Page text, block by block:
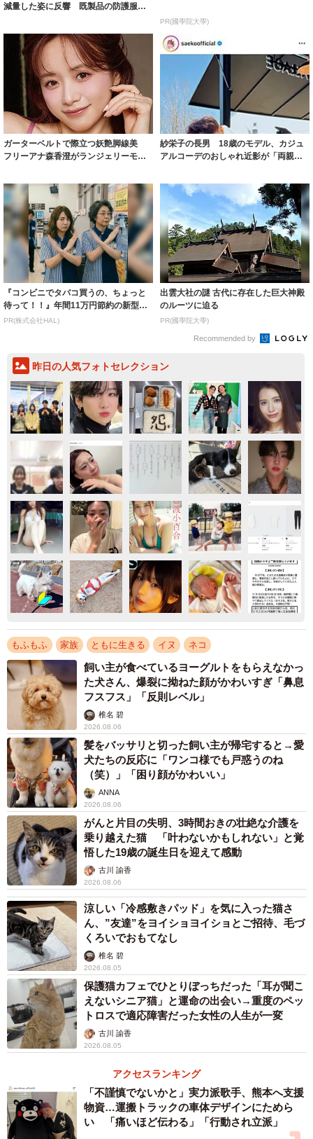
減量した姿に反響 既製品の防護服が
PR(國學院大學)
ガーターベルトで際立つ妖艶脚線美
フリーアナ森香澄がランジェリーモデ
紗栄子の長男 18歳のモデル、カジュ
アルコーデのおしゃれ近影が「両親の
『コンビニでタバコ買うの、ちょっと
待って！！』年間11万円節約の新型タ
バコ
PR(株式会社HAL)
出雲大社の謎 古代に存在した巨大神殿
のルーツに迫る
PR(國學院大學)
Recommended by
昨日の人気フォトセレクション
もふもふ 家族 ともに生きる イヌ ネコ
飼い主が食べているヨーグルトをもらえなかっ
た犬さん、爆裂に拗ねた顔がかわいすぎ「鼻息
フスフス」「反則レベル」
椎名 碧
2026.08.06
髪をバッサリと切った飼い主が帰宅すると→愛
犬たちの反応に「ワンコ様でも戸惑うのね
（笑）」「困り顔がかわいい」
ANNA
2026.08.06
がんと片目の失明、3時間おきの壮絶な介護を
乗り越えた猫 「叶わないかもしれない」と覚
悟した19歳の誕生日を迎えて感動
古川 諭香
2026.08.06
涼しい「冷感敷きパッド」を気に入った猫さ
ん、”友達”をヨイショヨイショとご招待、毛づ
くろいでおもてなし
椎名 碧
2026.08.05
保護猫カフェでひとりぼっちだった「耳が聞こ
えないシニア猫」と運命の出会い→重度のペッ
トロスで適応障害だった女性の人生が一変
古川 諭香
2026.08.05
アクセスランキング
「不謹慎でないかと」実力派歌手、熊本へ支援
物資…運搬トラックの車体デザインにためら
い 「痛いほど伝わる」「行動され立派」